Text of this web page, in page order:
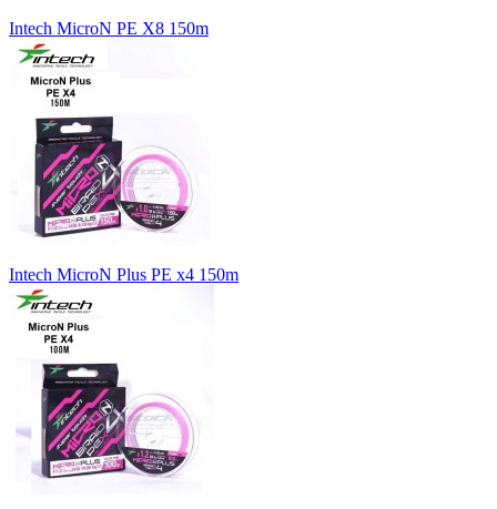
Intech MicroN PE X8 150m
Intech MicroN Plus PE x4 150m